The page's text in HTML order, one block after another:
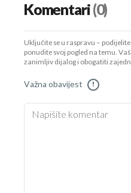
Komentari(0)
Uključite se u raspravu –
ponudite svoj pogled na temu.
zanimljiv dijalog i obogatiti
Važna obavijest !